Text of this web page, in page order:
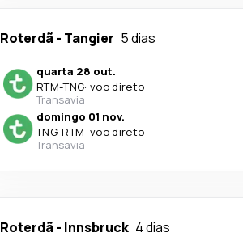
Roterdã- Tangier 5 dias
quarta 28 out.
RTM-TNG· voo direto
Transavia
domingo 01 nov.
TNG-RTM· voo direto
Transavia
Roterdã- Innsbruck 4 dias